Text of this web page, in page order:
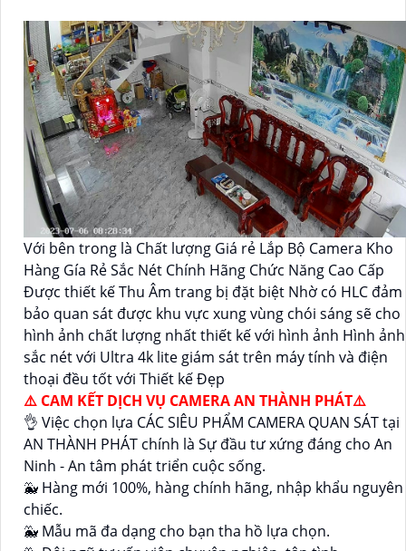
Với bên trong là Chất lượng Giá rẻ Lắp Bộ Camera Kho
Hàng Gía Rẻ Sắc Nét Chính Hãng Chức Năng Cao Cấp
Được thiết kế Thu Âm trang bị đặt biệt Nhờ có HLC đảm
bảo quan sát được khu vực xung vùng chói sáng sẽ cho
hình ảnh chất lượng nhất thiết kế với hình ảnh Hình ảnh
sắc nét với Ultra 4k lite giám sát trên máy tính và điện
thoại đều tốt với Thiết kế Đẹp
⚠️ CAM KẾT DỊCH VỤ CAMERA AN THÀNH PHÁT⚠️
👌 Việc chọn lựa CÁC SIÊU PHẨM CAMERA QUAN SÁT tại
AN THÀNH PHÁT chính là Sự đầu tư xứng đáng cho An
Ninh - An tâm phát triển cuộc sống.
🐳 Hàng mới 100%, hàng chính hãng, nhập khẩu nguyên
chiếc.
🐳 Mẫu mã đa dạng cho bạn tha hồ lựa chọn.